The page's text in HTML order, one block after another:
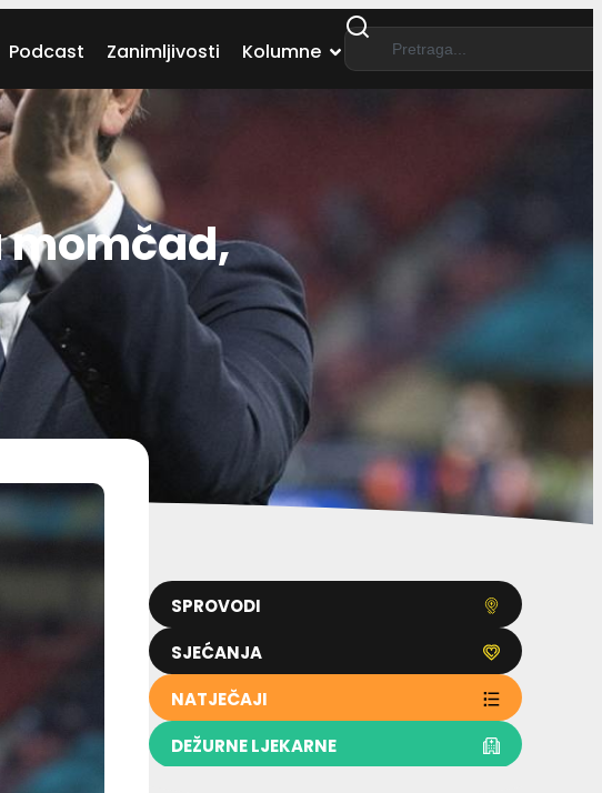
Podcast Zanimljivosti Kolumne
momčad,
SPROVODI
SJEĆANJA
NATJEČAJI
DEŽURNE LJEKARNE